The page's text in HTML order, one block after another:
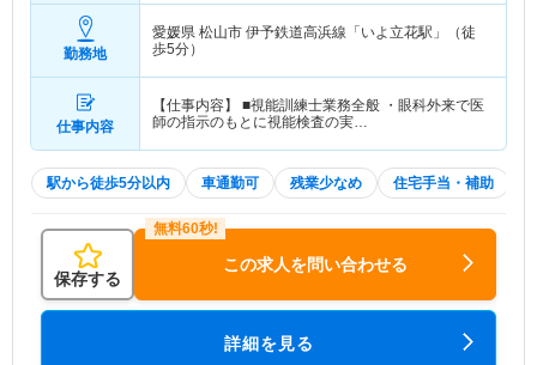
勤務地
愛媛県 松山市 伊予鉄道高浜線「いよ立花駅」（徒
歩5分）
仕事内容
【仕事内容】 ■視能訓練士業務全般 ・眼科外来で医
師の指示のもとに視能検査の実…
駅から徒歩5分以内 車通勤可 残業少なめ 住宅手当・補助
保存する
この求人を問い合わせる
詳細を見る